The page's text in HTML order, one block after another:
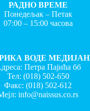
РАДНО ВРЕМЕ
Понедељак – Петак
07:00 – 15:00 часова
ВОДЕ
Петра Пајића бб
Тел: (018) 502-650
Факс:(018) 502-612
info@naissus.co.rs